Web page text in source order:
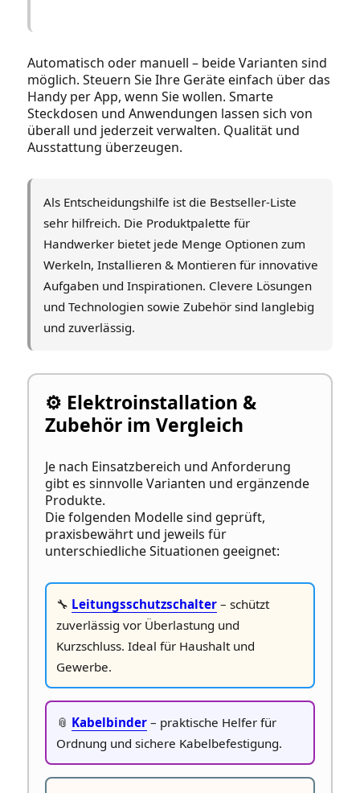
Automatisch oder manuell – beide Varianten sind
möglich. Steuern Sie Ihre Geräte einfach über das
Handy per App, wenn Sie wollen. Smarte
Steckdosen und Anwendungen lassen sich von
überall und jederzeit verwalten. Qualität und
Ausstattung überzeugen.
Als Entscheidungshilfe ist die Bestseller‑Liste
sehr hilfreich. Die Produktpalette für
Handwerker bietet jede Menge Optionen zum
Werkeln, Installieren & Montieren für innovative
Aufgaben und Inspirationen. Clevere Lösungen
und Technologien sowie Zubehör sind langlebig
und zuverlässig.
⚙️ Elektroinstallation &
Zubehör im Vergleich
Je nach Einsatzbereich und Anforderung
gibt es sinnvolle Varianten und ergänzende
Produkte.
Die folgenden Modelle sind geprüft,
praxisbewährt und jeweils für
unterschiedliche Situationen geeignet:
🔧 Leitungsschutzschalter – schützt
zuverlässig vor Überlastung und
Kurzschluss. Ideal für Haushalt und
Gewerbe.
📎 Kabelbinder – praktische Helfer für
Ordnung und sichere Kabelbefestigung.